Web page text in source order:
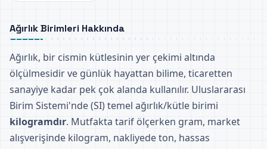
Ağırlık Birimleri Hakkında
Ağırlık, bir cismin kütlesinin yer çekimi altında
ölçülmesidir ve günlük hayattan bilime, ticaretten
sanayiye kadar pek çok alanda kullanılır. Uluslararası
Birim Sistemi'nde (SI) temel ağırlık/kütle birimi
kilogramdır. Mutfakta tarif ölçerken gram, market
alışverişinde kilogram, nakliyede ton, hassas